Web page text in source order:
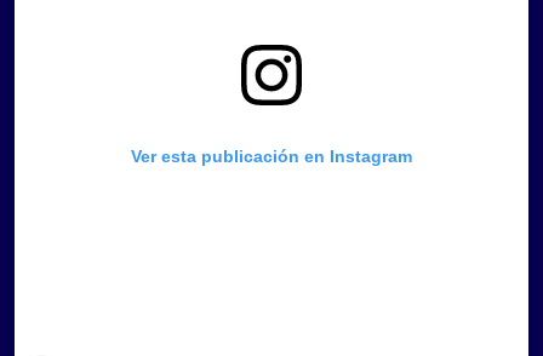
Ver esta publicación en Instagram